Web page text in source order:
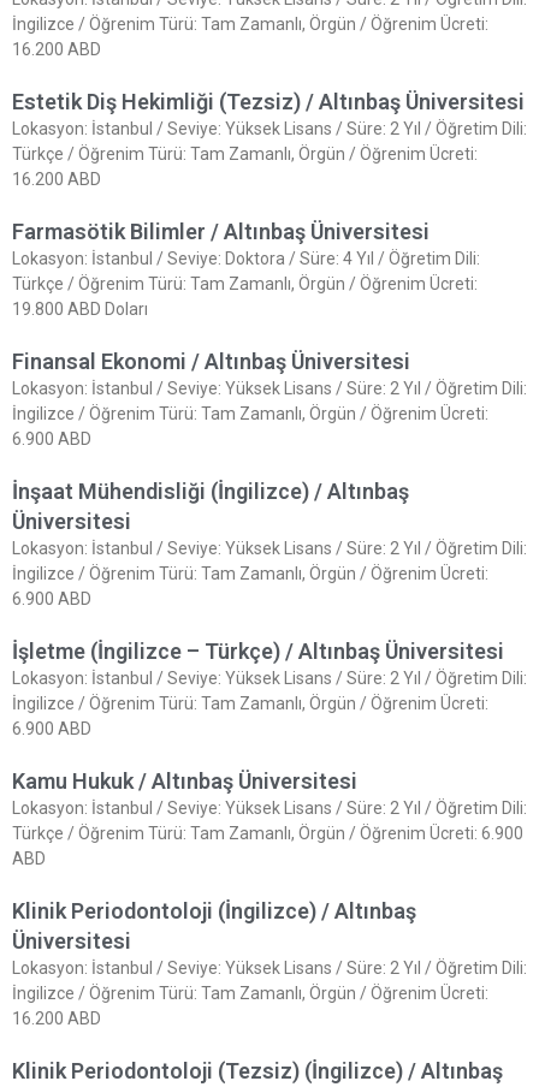
İngilizce / Öğrenim Türü: Tam Zamanlı, Örgün / Öğrenim Ücreti:
16.200 ABD
Estetik Diş Hekimliği (Tezsiz) / Altınbaş Üniversitesi
Lokasyon: İstanbul / Seviye: Yüksek Lisans / Süre: 2 Yıl / Öğretim Dili:
Türkçe / Öğrenim Türü: Tam Zamanlı, Örgün / Öğrenim Ücreti:
16.200 ABD
Farmasötik Bilimler / Altınbaş Üniversitesi
Lokasyon: İstanbul / Seviye: Doktora / Süre: 4 Yıl / Öğretim Dili:
Türkçe / Öğrenim Türü: Tam Zamanlı, Örgün / Öğrenim Ücreti:
19.800 ABD Doları
Finansal Ekonomi / Altınbaş Üniversitesi
Lokasyon: İstanbul / Seviye: Yüksek Lisans / Süre: 2 Yıl / Öğretim Dili:
İngilizce / Öğrenim Türü: Tam Zamanlı, Örgün / Öğrenim Ücreti:
6.900 ABD
İnşaat Mühendisliği (İngilizce) / Altınbaş
Üniversitesi
Lokasyon: İstanbul / Seviye: Yüksek Lisans / Süre: 2 Yıl / Öğretim Dili:
İngilizce / Öğrenim Türü: Tam Zamanlı, Örgün / Öğrenim Ücreti:
6.900 ABD
İşletme (İngilizce – Türkçe) / Altınbaş Üniversitesi
Lokasyon: İstanbul / Seviye: Yüksek Lisans / Süre: 2 Yıl / Öğretim Dili:
İngilizce / Öğrenim Türü: Tam Zamanlı, Örgün / Öğrenim Ücreti:
6.900 ABD
Kamu Hukuk / Altınbaş Üniversitesi
Lokasyon: İstanbul / Seviye: Yüksek Lisans / Süre: 2 Yıl / Öğretim Dili:
Türkçe / Öğrenim Türü: Tam Zamanlı, Örgün / Öğrenim Ücreti: 6.900
ABD
Klinik Periodontoloji (İngilizce) / Altınbaş
Üniversitesi
Lokasyon: İstanbul / Seviye: Yüksek Lisans / Süre: 2 Yıl / Öğretim Dili:
İngilizce / Öğrenim Türü: Tam Zamanlı, Örgün / Öğrenim Ücreti:
16.200 ABD
Klinik Periodontoloji (Tezsiz) (İngilizce) / Altınbaş